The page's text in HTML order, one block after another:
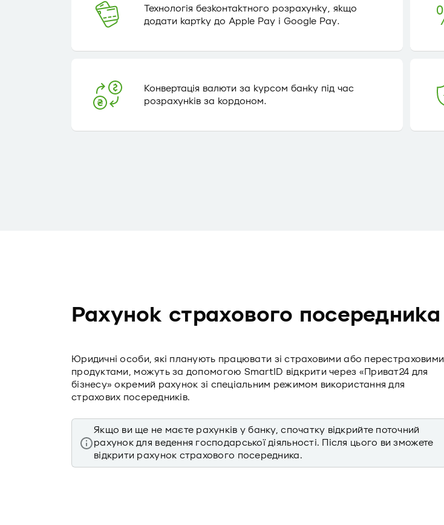
Технологія безконтактного розрахунку, якщо
додати картку до Apple Pay і Google Pay.
Конвертація валюти за курсом банку під час
розрахунків за кордоном.
Рахунок страхового посередника
Юридичні особи, які планують працювати зі страховими або перестраховими
продуктами, можуть за допомогою SmartID відкрити через «Приват24 для
бізнесу» окремий рахунок зі спеціальним режимом використання для
страхових посередників.
Якщо ви ще не маєте рахунків у банку, спочатку відкрийте поточний
рахунок для ведення господарської діяльності. Після цього ви зможете
відкрити рахунок страхового посередника.